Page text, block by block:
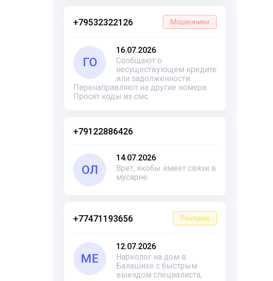
+79532322126 Мошенники
ГО
16.07.2026
Сообщают о
несуществующем кредите
или задолженности.
Перенаправляют на другие номера.
Просят коды из смс.
+79122886426
ОЛ
14.07.2026
Врет, якобы имеет связи в
мусарне.
+77471193656 Реклама
ME
12.07.2026
Нарколог на дом в
Балашихе с быстрым
выездом специалиста,